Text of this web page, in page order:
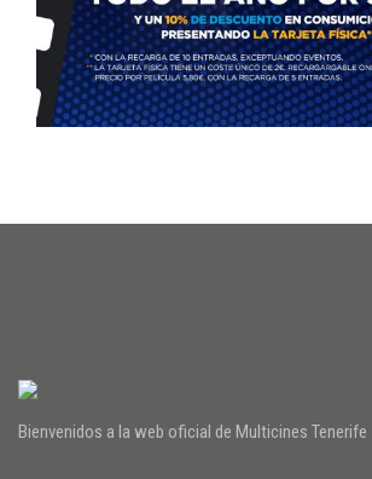
Bienvenidos a la web oficial de Multicines Tenerife